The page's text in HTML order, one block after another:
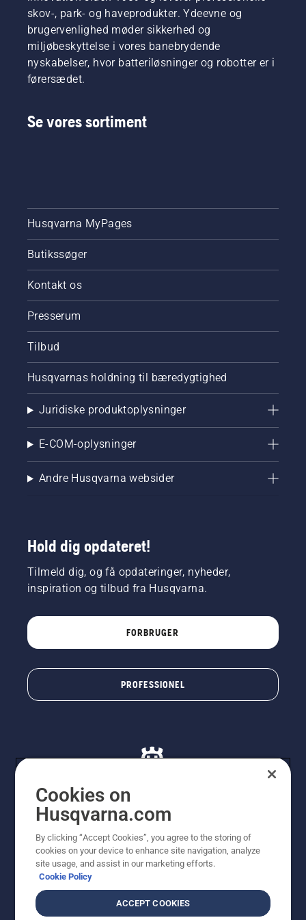
længere
uden
afbrydelser.
skov-, park- og haveprodukter. Ydeevne og
brugervenlighed møder sikkerhed og
miljøbeskyttelse i vores banebrydende
nyskabelser, hvor batteriløsninger og robotter er i
førersædet.
Se vores sortiment
Husqvarna MyPages
Butikssøger
Kontakt os
Presserum
Tilbud
Husqvarnas holdning til bæredygtighed
Juridiske produktoplysninger
E-COM-oplysninger
Andre Husqvarna websider
Hold dig opdateret!
Tilmeld dig, og få opdateringer, nyheder,
inspiration og tilbud fra Husqvarna.
FORBRUGER
PROFESSIONEL
viste priser er vejledende udsalgspriser. Der tages
forbehold for stave- og trykfejl samt prisændringer. Vi
stræber efter at have så nøjagtige oplysningerne på
dette websted som muligt. Alle anførte priser er
vejledende udsalgspriser (inkl. moms), medmindre
Cookies on
Husqvarna.com
By clicking “Accept Cookies”, you agree to the storing of
cookies on your device to enhance site navigation, analyze
site usage, and assist in our marketing efforts.
Cookie Policy
ACCEPT COOKIES